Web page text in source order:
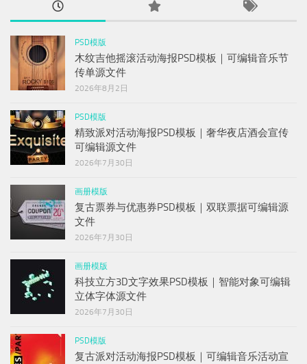
PSD模版
木纹吉他摇滚活动海报PSD模板｜可编辑音乐节
传单源文件
2026年8月2日
PSD模版
精致派对活动海报PSD模板｜奢华夜店酒会宣传
可编辑源文件
2026年7月30日
画册模版
复古票券与优惠券PSD模板｜双联票据可编辑源
文件
2026年7月30日
画册模版
科技立方3D文字效果PSD模板｜智能对象可编辑
立体字体源文件
2026年7月30日
PSD模版
复古派对活动海报PSD模板｜可编辑音乐活动宣